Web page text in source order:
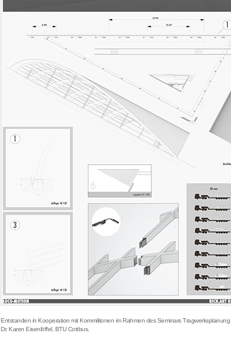
Entstanden in Kooperation mit Kommilitonen im Rahmen des Seminars Tragwerksplanung
Dr. Karen Eisenlöffel, BTU Cottbus.